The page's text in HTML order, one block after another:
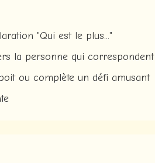
"Qui est le plus..."
la personne qui
ou complète un défi amusant